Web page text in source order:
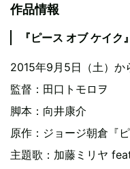
作品情報
『ピース オブ ケイク』
2015年9月5日（土）か
監督：田口トモロヲ
脚本：向井康介
原作：ジョージ朝倉『
主題歌：加藤ミリヤ